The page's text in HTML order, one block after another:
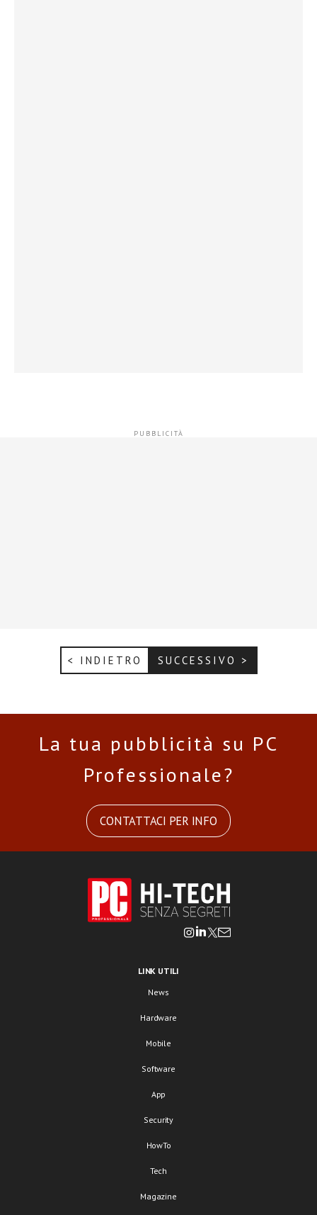
< INDIETRO SUCCESSIVO >
La tua pubblicità su PC
Professionale?
CONTATTACI PER INFO
LINK UTILI
News
Hardware
Mobile
Software
App
Security
HowTo
Tech
Magazine